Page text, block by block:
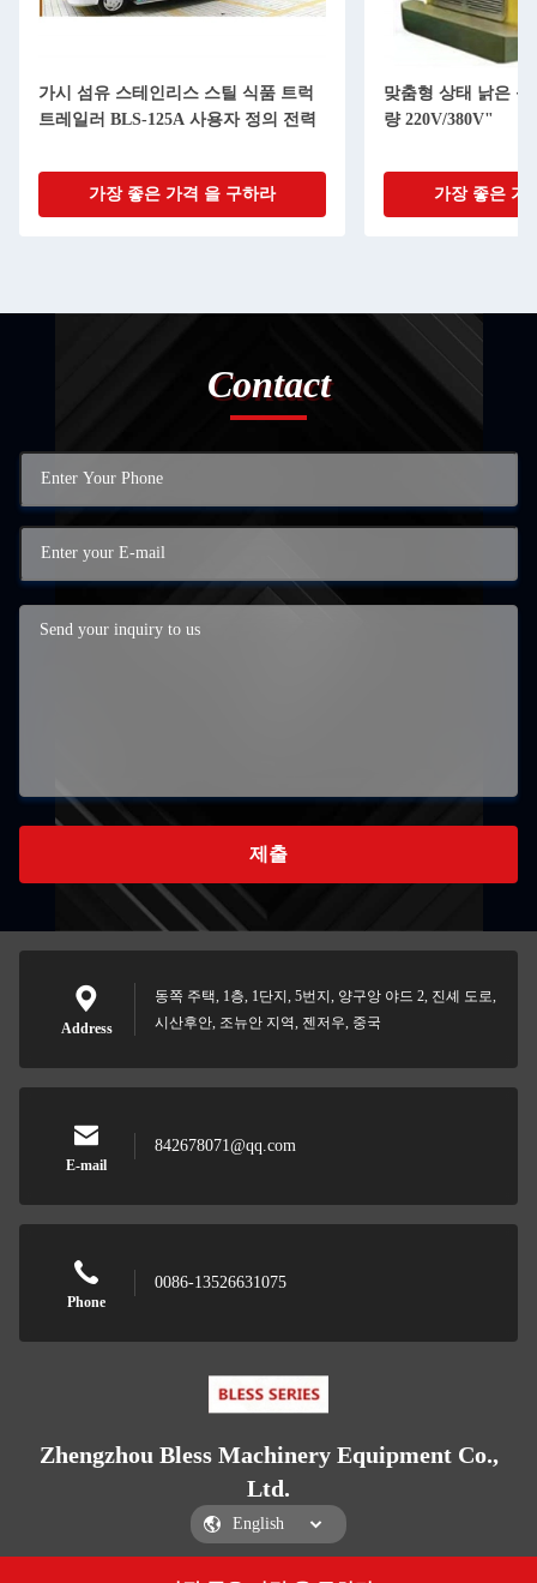
가시 섬유 스테인리스 스틸 식품 트럭
트레일러 BLS-125A 사용자 정의 전력
가장 좋은 가격 을 구하라
맞춤형 상태 낡은 음
량 220V/380V"
가장 좋은 가
Contact
제출
Address
동쪽 주택, 1층, 1단지, 5번지, 양구앙 야드 2, 진셰 도로,
시산후안, 조뉴안 지역, 젠저우, 중국
E-mail
842678071@qq.com
Phone
0086-13526631075
Zhengzhou Bless Machinery Equipment Co.,
Ltd.